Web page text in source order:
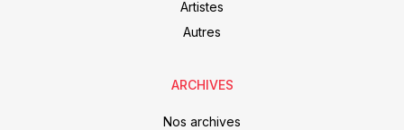
Artistes
Autres
ARCHIVES
Nos archives